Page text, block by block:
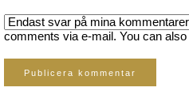
comments via e-mail. You can also